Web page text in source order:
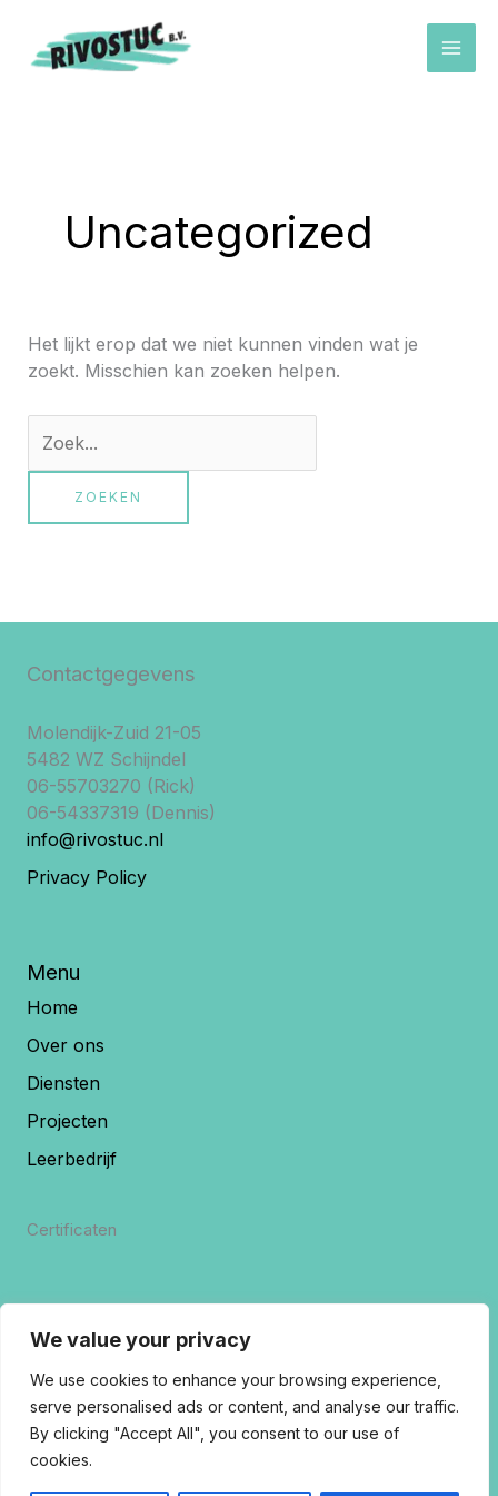
We value your privacy
We use cookies to enhance your browsing experience,
serve personalised ads or content, and analyse our traffic.
By clicking "Accept All", you consent to our use of
cookies.
Uncategorized
Het lijkt erop dat we niet kunnen vinden wat je
zoekt. Misschien kan zoeken helpen.
Contactgegevens
Molendijk-Zuid 21-05
5482 WZ Schijndel
06-55703270 (Rick)
06-54337319 (Dennis)
info@rivostuc.nl
Privacy Policy
Menu
Home
Over ons
Diensten
Projecten
Leerbedrijf
Certificaten
Copyrights 2026 © | Rivostuc B.V.